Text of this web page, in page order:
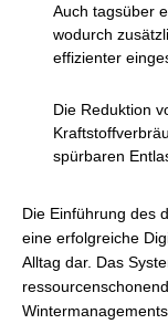
Auch tagsüber
wodurch
effizienter
Die Reduktion
spürbaren
Die Einführung des
eine erfolgreiche
Alltag dar. Das